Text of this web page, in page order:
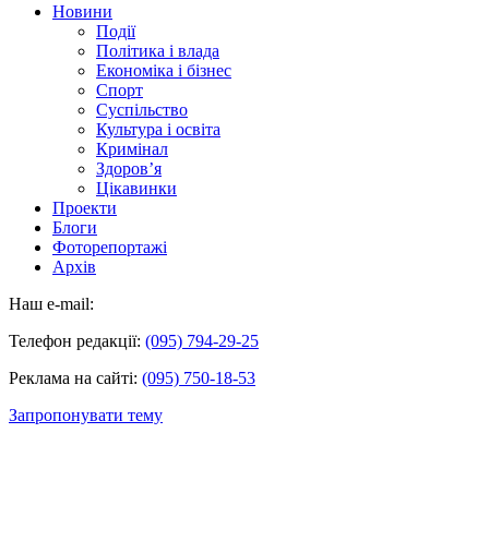
Новини
Події
Політика і влада
Економіка і бізнес
Спорт
Суспільство
Культура і освіта
Кримінал
Здоров’я
Цікавинки
Проекти
Блоги
Фоторепортажі
Архів
Наш e-mail:
Телефон редакції: (095) 794-29-25
Реклама на сайті: (095) 750-18-53
Запропонувати тему